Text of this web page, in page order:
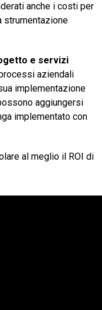
anche i costi per
strumentazione
e servizi
aziendali
implementazione
aggiungersi
implementato con
al meglio il ROI di